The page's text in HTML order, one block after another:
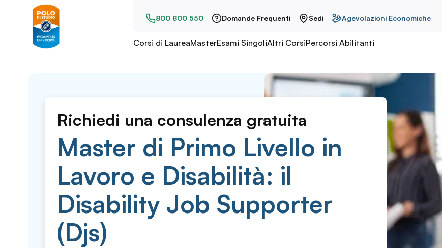
800 800 550 Domande Frequenti Sedi Agevolazioni Economiche
Corsi di LaureaMasterEsami SingoliAltri CorsiPercorsi Abilitanti
Richiedi una consulenza gratuita
Master di Primo Livello in
Lavoro e Disabilità: il
Disability Job Supporter
(Djs)